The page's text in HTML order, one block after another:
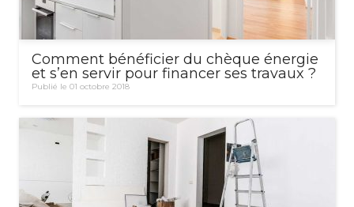
Comment bénéficier du chèque énergie
et s’en servir pour financer ses travaux ?
Publié le 01 octobre 2018